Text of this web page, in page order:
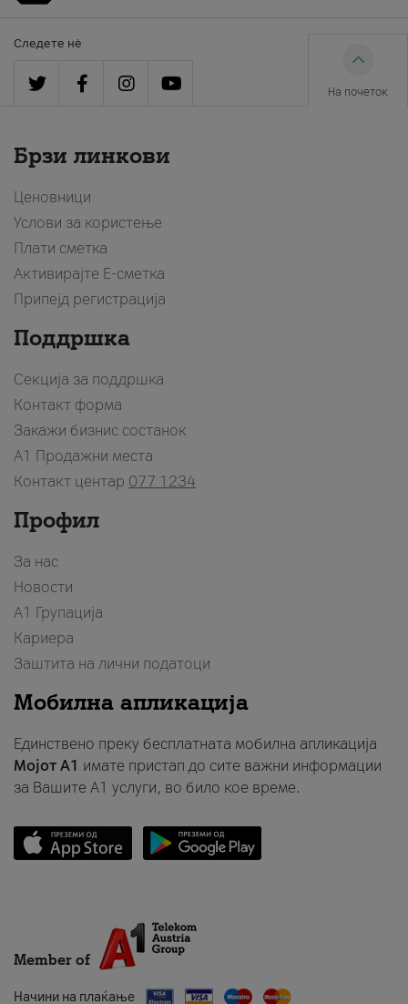
Следете нè
На почеток
Брзи линкови
Ценовници
Услови за користење
Плати сметка
Активирајте Е-сметка
Припејд регистрација
Поддршка
Секција за поддршка
Контакт форма
Закажи бизнис состанок
A1 Продажни места
Контакт центар 077 1234
Профил
За нас
Новости
А1 Групација
Кариера
Заштита на лични податоци
Мобилна апликација
Единствено преку бесплатната мобилна апликација
Мојот A1 имате пристап до сите важни информации
за Вашите A1 услуги, во било кое време.
Member of
Начини на плаќање